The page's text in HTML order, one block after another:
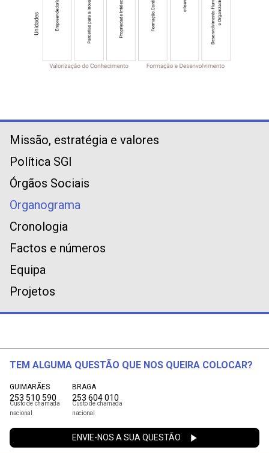
Missão, estratégia e valores
Política SGI
Órgãos Sociais
Organograma
Cronologia
Factos e números
Equipa
Projetos
TEM ALGUMA QUESTÃO QUE NOS QUEIRA COLOCAR?
GUIMARÃES
253 510 590
Custo de chamada
nacional
BRAGA
253 604 010
Custo de chamada
nacional
ENVIE-NOS A SUA QUESTÃO